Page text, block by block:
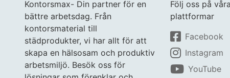
Kontorsmax- Din partner för en
bättre arbetsdag. Från
kontorsmaterial till
städprodukter, vi har allt för att
skapa en hälsosam och produktiv
arbetsmiljö. Besök oss för
Följ oss på
plattformar
Facebook
Instagram
YouTube